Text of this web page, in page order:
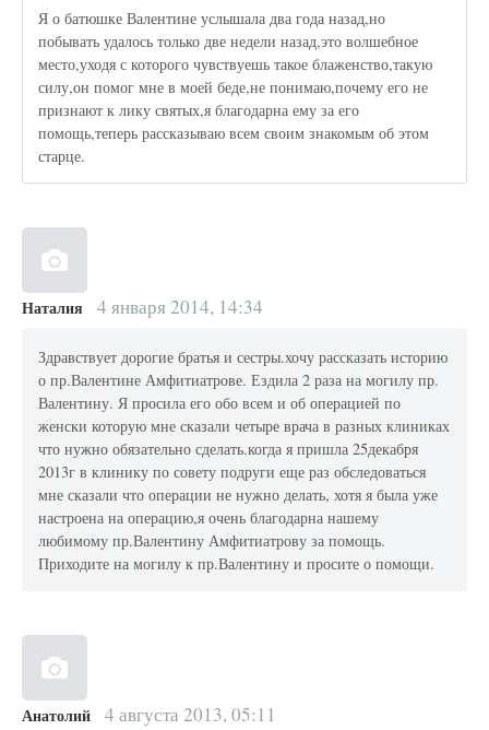
Я о батюшке Валентине услышала два года назад,но
побывать удалось только две недели назад,это волшебное
место,уходя с которого чувствуешь такое блаженство,такую
силу,он помог мне в моей беде,не понимаю,почему его не
признают к лику святых,я благодарна ему за его
помощь,теперь рассказываю всем своим знакомым об этом
старце.
Наталия 4 января 2014, 14:34
Здравствует дорогие братья и сестры.хочу рассказать историю
о пр.Валентине Амфитиатрове. Ездила 2 раза на могилу пр.
Валентину. Я просила его обо всем и об операцией по
женски которую мне сказали четыре врача в разных клиниках
что нужно обязательно сделать.когда я пришла 25декабря
2013г в клинику по совету подруги еще раз обследоваться
мне сказали что операции не нужно делать, хотя я была уже
настроена на операцию,я очень благодарна нашему
любимому пр.Валентину Амфитиатрову за помощь.
Приходите на могилу к пр.Валентину и просите о помощи.
Анатолий 4 августа 2013, 05:11